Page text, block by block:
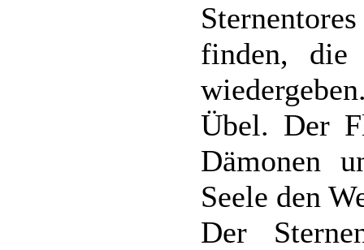
finden, die
Übel. Der
Dämonen
Seele den
Der